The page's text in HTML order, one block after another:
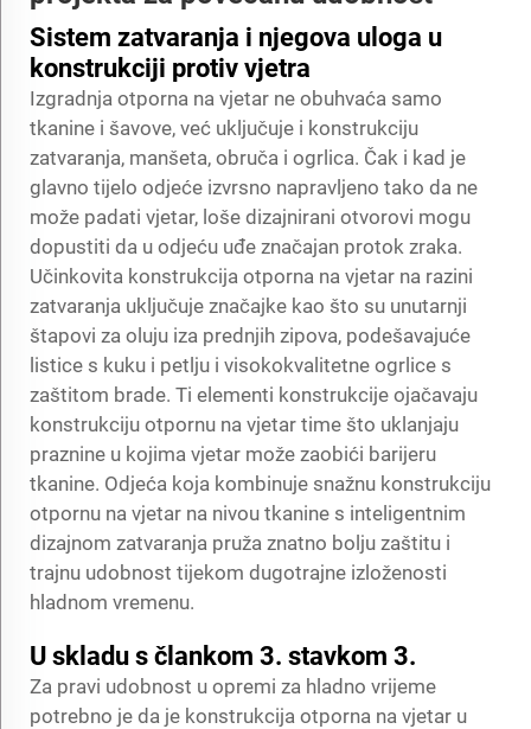
Sistem zatvaranja i njegova uloga u
konstrukciji protiv vjetra
Izgradnja otporna na vjetar ne obuhvaća samo
tkanine i šavove, već uključuje i konstrukciju
zatvaranja, manšeta, obruča i ogrlica. Čak i kad je
glavno tijelo odjeće izvrsno napravljeno tako da ne
može padati vjetar, loše dizajnirani otvorovi mogu
dopustiti da u odjeću uđe značajan protok zraka.
Učinkovita konstrukcija otporna na vjetar na razini
zatvaranja uključuje značajke kao što su unutarnji
štapovi za oluju iza prednjih zipova, podešavajuće
listice s kuku i petlju i visokokvalitetne ogrlice s
zaštitom brade. Ti elementi konstrukcije ojačavaju
konstrukciju otpornu na vjetar time što uklanjaju
praznine u kojima vjetar može zaobići barijeru
tkanine. Odjeća koja kombinuje snažnu konstrukciju
otpornu na vjetar na nivou tkanine s inteligentnim
dizajnom zatvaranja pruža znatno bolju zaštitu i
trajnu udobnost tijekom dugotrajne izloženosti
hladnom vremenu.
U skladu s člankom 3. stavkom 3.
Za pravi udobnost u opremi za hladno vrijeme
potrebno je da je konstrukcija otporna na vjetar u